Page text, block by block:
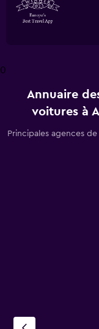
0
Annuaire
voitures à
Principales agences